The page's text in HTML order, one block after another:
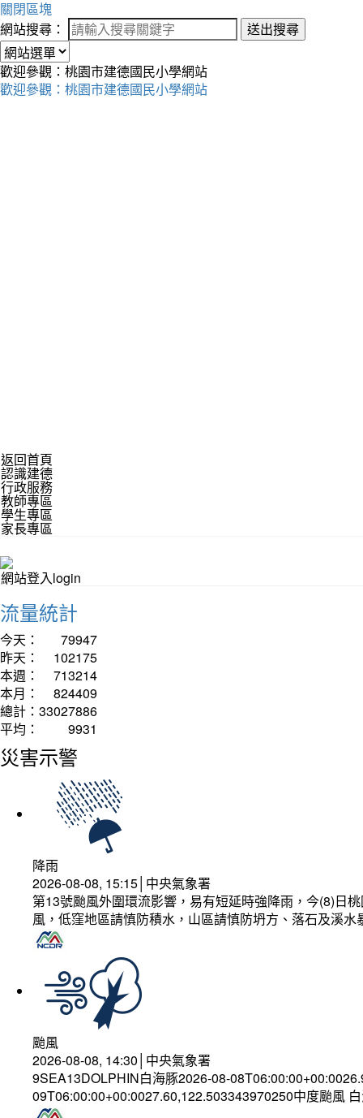
關閉區塊
網站搜尋：
送出搜尋
歡迎參觀：桃園市建德國民小學網站
歡迎參觀：桃園市建德國民小學網站
返回首頁
認識建德
行政服務
教師專區
學生專區
家長專區
網站登入login
流量統計
今天：
79947
昨天：
102175
本週：
713214
本月：
824409
總計： 33027886
平均：
9931
災害示警
降雨
2026-08-08, 15:15│中央氣象署
第13號颱風外圍環流影響，易有短延時強降雨，今(8)日
風，低窪地區請慎防積水，山區請慎防坍方、落石及溪
颱風
2026-08-08, 14:30│中央氣象署
9SEA13DOLPHIN白海豚2026-08-
09T06:00:00+00:0027.60,122.503343970250中度颱風